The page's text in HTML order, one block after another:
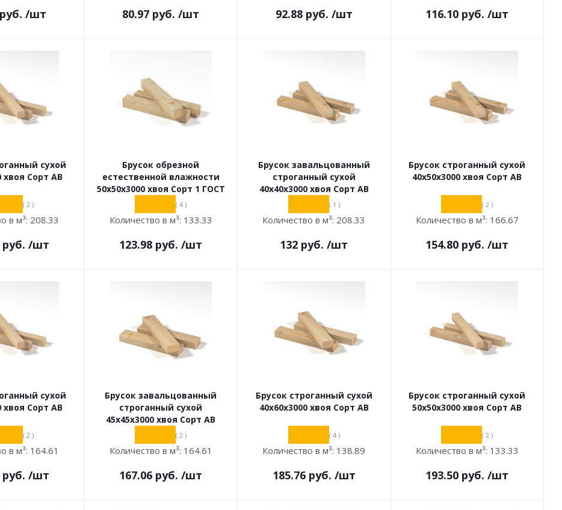
/шт 80.97 руб. /шт 92.88руб. /шт 116.10 руб. /шт
сухой
хвоя Сорт АВ
( 2 )
в м³: 208.33
/шт
Брусок обрезной
естественной влажности
50х50х3000 хвоя Сорт 1 ГОСТ
( 4 )
Количество в м³: 133.33
123.98 руб. /шт
Брусок завальцованный
строганный сухой
40х40х3000 хвоя Сорт АВ
( 1 )
Количество в м³: 208.33
132 руб. /шт
Брусок строганный сухой
40х50х3000 хвоя Сорт АВ
( 2 )
Количество в м³: 166.67
154.80 руб. /шт
сухой
хвоя Сорт АВ
( 2 )
в м³: 164.61
/шт
Брусок завальцованный
строганный сухой
45х45х3000 хвоя Сорт АВ
( 2 )
Количество в м³: 164.61
167.06 руб. /шт
Брусок строганный сухой
40х60х3000 хвоя Сорт АВ
( 4 )
Количество в м³: 138.89
185.76руб. /шт
Брусок строганный сухой
50х50х3000 хвоя Сорт АВ
( 2 )
Количество в м³: 133.33
193.50 руб. /шт